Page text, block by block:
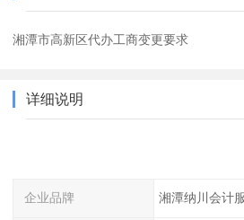
湘潭市高新区代办工商变更要求
详细说明
企业品牌 湘潭纳川会计